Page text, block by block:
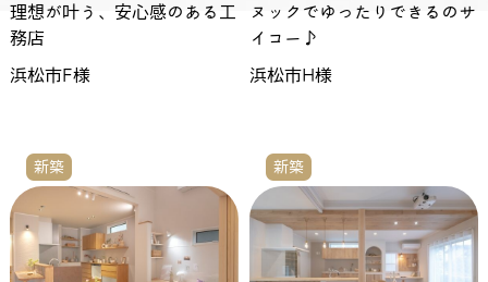
理想が叶う、安心感のある工
務店
浜松市F様
ヌックでゆったりできるのサ
イコー♪
浜松市H様
新築 新築